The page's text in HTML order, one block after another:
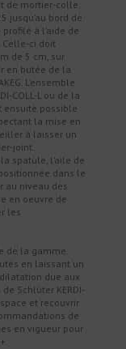
de mortier-colle.
jusqu’au bord de
à l’aide de
Celle-ci doit
de 5 cm, sur
en butée de la
L’ensemble
COLL-L ou de la
ensuite possible
la mise en
à laisser un
joint.
spatule, l’aile de
dans le
au niveau des
en oeuvre de
les
de la gamme.
en laissant un
due aux
Schlüter KERDI-
et recouvrir
de
en vigueur pour